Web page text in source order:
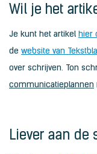
Wil je het
Je kunt het artikel hier
de website van
over schrijven. Ton
communicatieplannen
Liever aan de